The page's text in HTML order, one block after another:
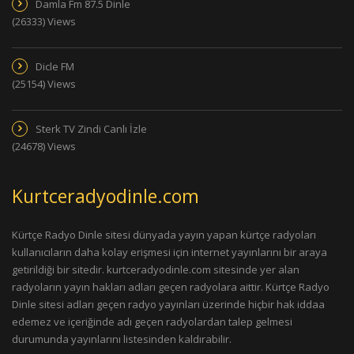
Damla Fm 87.5 Dinle
(26333) Views
Dicle FM
(25154) Views
Sterk TV Zindi Canlı İzle
(24678) Views
Kurtceradyodinle.com
Kürtçe Radyo Dinle sitesi dünyada yayın yapan kürtçe radyoları
kullanıcıların daha kolay erişmesi için internet yayınlarını bir araya
getirildiği bir sitedir. kurtceradyodinle.com sitesinde yer alan
radyoların yayın hakları adları geçen radyolara aittir. Kürtçe Radyo
Dinle sitesi adları geçen radyo yayınları üzerinde hiçbir hak iddaa
edemez ve içeriğinde adı geçen radyolardan talep gelmesi
durumunda yayınlarını listesinden kaldırabilir.